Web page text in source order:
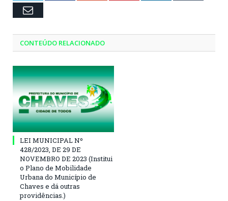
Email
CONTEÚDO RELACIONADO
LEI MUNICIPAL Nº
428/2023, DE 29 DE
NOVEMBRO DE 2023 (Institui
o Plano de Mobilidade
Urbana do Município de
Chaves e dá outras
providências.)